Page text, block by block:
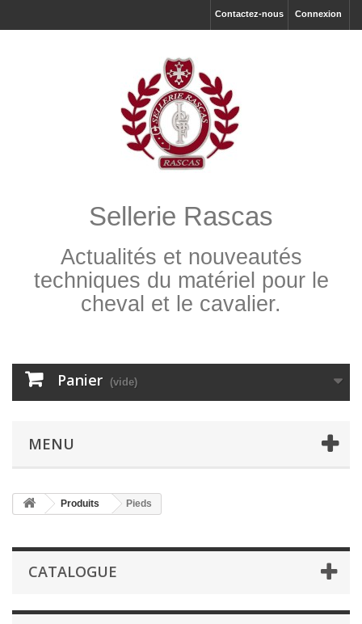
Connexion
Contactez-nous
Sellerie Rascas
Actualités et nouveautés
techniques du matériel pour le
cheval et le cavalier.
Panier (vide)
MENU
Produits Pieds
CATALOGUE